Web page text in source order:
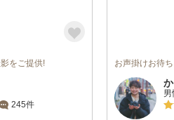
をご提供!
245件
お声掛けお待